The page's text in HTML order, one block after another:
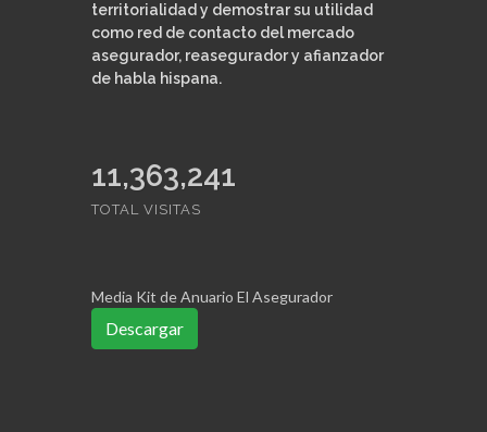
territorialidad y demostrar su utilidad
como red de contacto del mercado
asegurador, reasegurador y afianzador
de habla hispana.
11,363,241
TOTAL VISITAS
Media Kit de Anuario El Asegurador
Descargar